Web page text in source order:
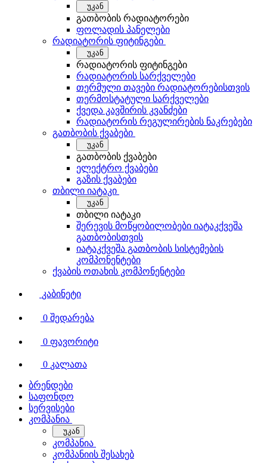
უკან
გათბობის რადიატორები
ფოლადის პანელები
რადიატორის ფიტინგები
უკან
რადიატორის ფიტინგები
რადიატორის სარქველები
თერმული თავები რადიატორებისთვის
თერმოსტატული სარქველები
ქვედა კავშირის კვანძები
რადიატორის რეგულირების ნაკრებები
გათბობის ქვაბები
უკან
გათბობის ქვაბები
ელექტრო ქვაბები
გაზის ქვაბები
თბილი იატაკი
უკან
თბილი იატაკი
შერევის მოწყობილობები იატაკქვეშა
გათბობისთვის
იატაკქვეშა გათბობის სისტემების
კომპონენტები
ქვაბის ოთახის კომპონენტები
კაბინეტი
0 შედარება
0 ფავორიტი
0 კალათა
ბრენდები
საფონდო
სერვისები
კომპანია
უკან
კომპანია
კომპანიის შესახებ